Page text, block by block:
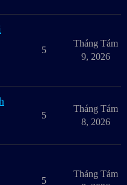
5
Tháng Tám
9, 2026
5
Tháng Tám
8, 2026
5
Tháng Tám